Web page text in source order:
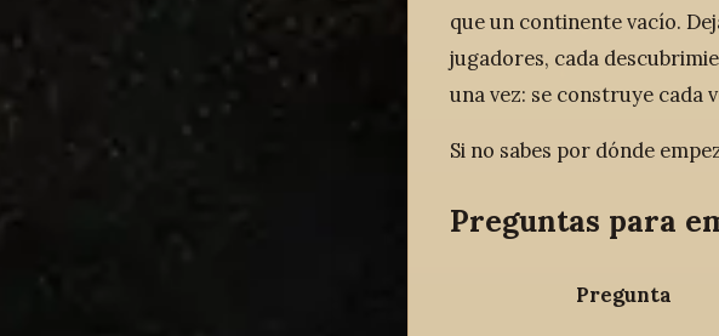
que un continente vacío.
jugadores, cada
una vez: se construye cada
Si no sabes por dónde
Preguntas para
Pregunta